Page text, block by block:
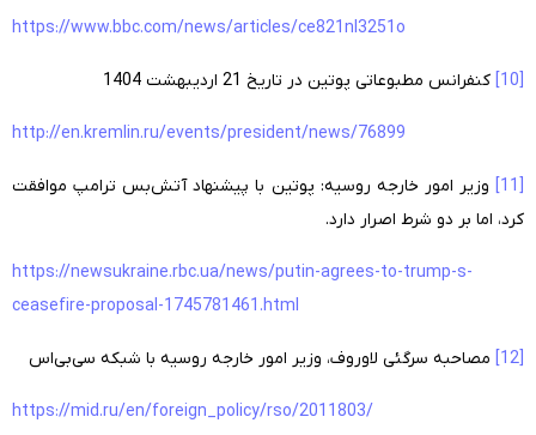
https://www.bbc.com/news/articles/ce821nl3251o
[10] کنفرانس مطبوعاتی پوتین در تاریخ 21 اردیبهشت 1404
http://en.kremlin.ru/events/president/news/76899
[11]
وزیر امور خارجه روسیه: پوتین با پیشنهاد آتش‌بس ترامپ موافقت
کرد، اما بر دو شرط اصرار دارد.
https://newsukraine.rbc.ua/news/putin-agrees-to-trump-s-
ceasefire-proposal-1745781461.html
[12] مصاحبه سرگئی لاوروف، وزیر امور خارجه روسیه با شبکه سی‌بی‌اس
https://mid.ru/en/foreign_policy/rso/2011803/